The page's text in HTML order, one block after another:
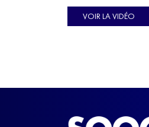
Ulysse Soriano,
ball, qui a failli
VOIR LA VIDÉO